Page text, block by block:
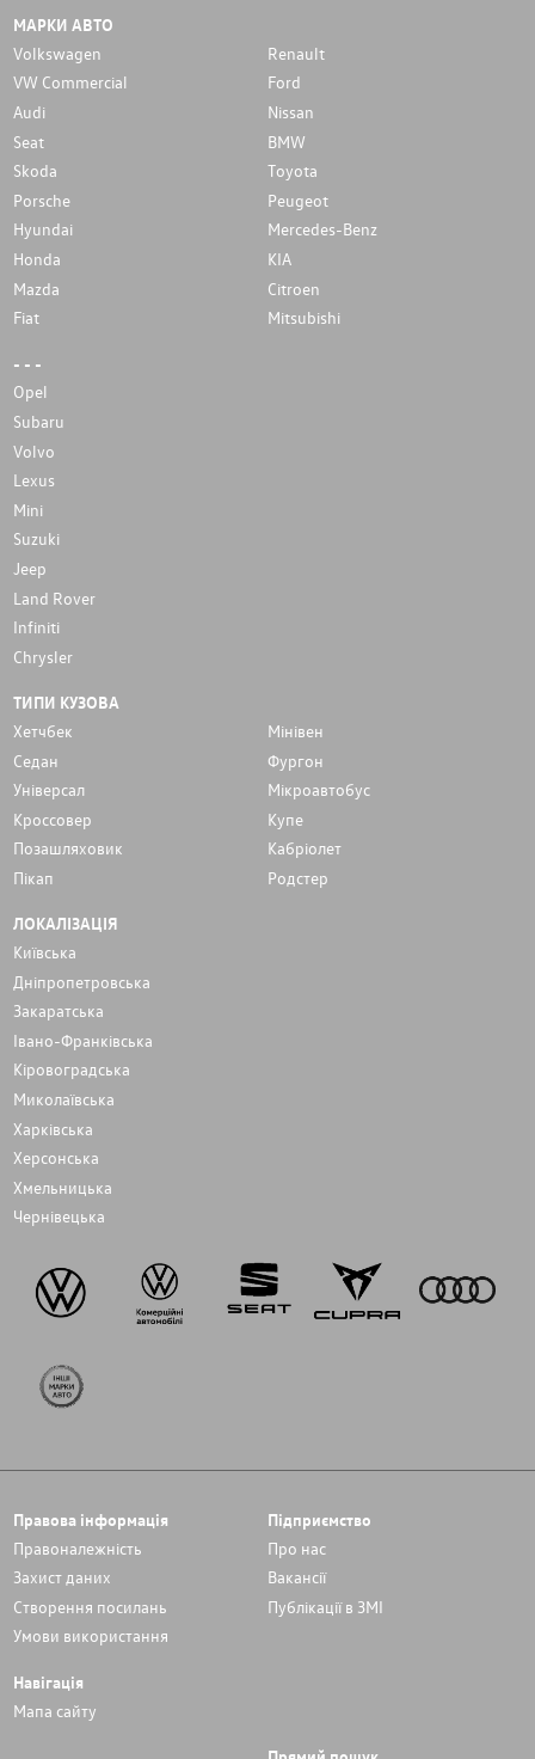
МАРКИ АВТО
Volkswagen
Renault
VW Commercial
Ford
Audi
Nissan
Seat
BMW
Skoda
Toyota
Porsche
Peugeot
Hyundai
Mercedes-Benz
Honda
KIA
Mazda
Citroen
Fiat
Mitsubishi
- - -
Opel
Subaru
Volvo
Lexus
Mini
Suzuki
Jeep
Land Rover
Infiniti
Chrysler
ТИПИ КУЗОВА
Хетчбек
Мінівен
Седан
Фургон
Унiверсал
Мікроавтобус
Кроссовер
Купе
Позашляховик
Кабріолет
Пікап
Родстер
ЛОКАЛІЗАЦІЯ
Київська
Дніпропетровська
Закаратська
Івано-Франківська
Кіровоградська
Миколаївська
Харківська
Херсонська
Хмельницька
Чернівецька
Правова інформація
Правоналежність
Захист даних
Cтворення посилань
Умови використання
Підприємство
Про нас
Вакансії
Публікації в ЗМІ
Навігація
Мапа сайту